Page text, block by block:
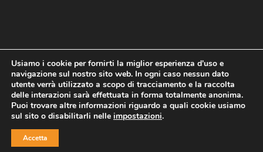
Home Statuto e bilancio
Contatti
Privacy
Cookie Child Protection Policy
Copyright © 2021 AddioPizzo | Tutti i diritti riservati | Sede
Usiamo i cookie per fornirti la miglior esperienza d'uso e
navigazione sul nostro sito web. In ogni caso nessun dato
utente verrà utilizzato a scopo di tracciamento e la raccolta
delle interazioni sarà effettuata in forma totalmente anonima.
Puoi trovare altre informazioni riguardo a quali cookie usiamo
sul sito o disabilitarli nelle impostazioni.
Accetta